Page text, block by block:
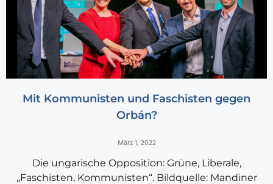
Mit Kommunisten und Faschisten gegen
Orbán?
März 1, 2022
Die ungarische Opposition: Grüne, Liberale,
„Faschisten, Kommunisten“. Bildquelle: Mandiner